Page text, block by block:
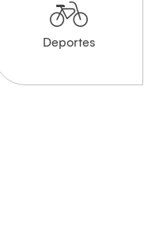
Deportes